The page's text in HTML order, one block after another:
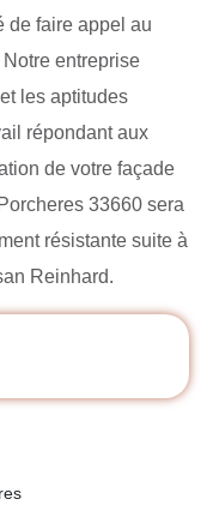
de faire appel au
entreprise
les aptitudes
répondant aux
de votre façade
33660 sera
résistante suite à
Reinhard.